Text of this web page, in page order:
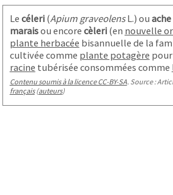
Le céleri(Apium graveolensL.) ou
maraisou encore cèleri(en nouvelle
plante herbacée bisannuelle de la
cultivée comme plante potagère pour
racine tubérisée consommées comme
Contenu soumis à la licence CC-BY-SA. Source :
français(auteurs)